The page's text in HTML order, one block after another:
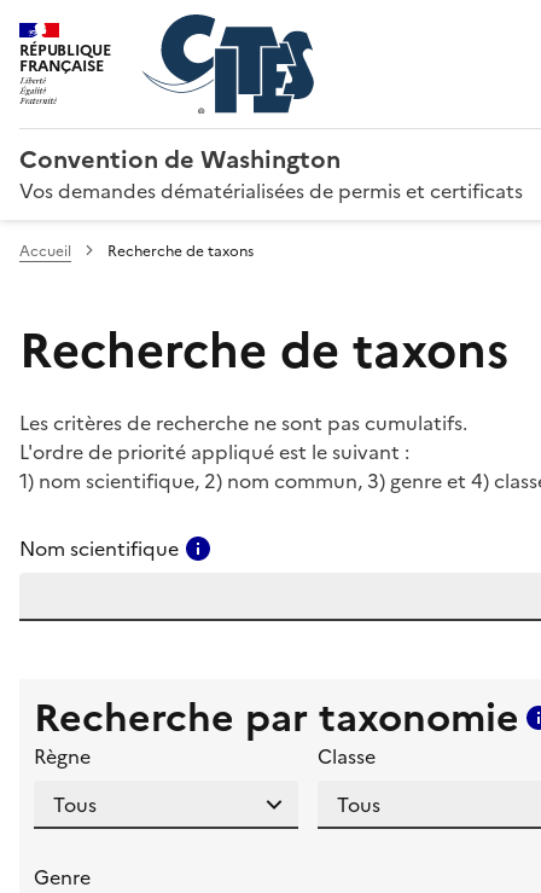
RÉPUBLIQUE
FRANÇAISE
Convention de Washington
Vos demandes dématérialisées de permis et certificats
Accueil Recherche de taxons
Recherche de taxons
Les critères de recherche ne sont pas cumulatifs.
L'ordre de priorité appliqué est le suivant :
1) nom scientifique, 2) nom commun, 3) genre et 4)
Nom scientifique
Recherche par taxonomie
Règne Classe
Genre